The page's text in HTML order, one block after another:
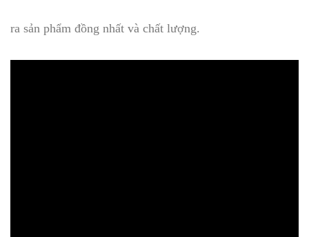
ra sản phẩm đồng nhất và chất lượng.